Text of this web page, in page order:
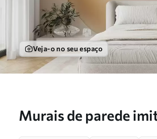
Veja-o no seu espaço
Murais de parede